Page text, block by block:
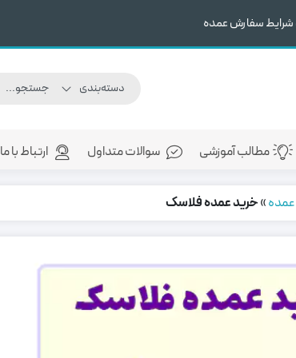
شرایط سفارش عمده
خرید عمده تراول ماگ
مطالب آموزشی سوالات متداول ارتباط با ما
»خرید عمده فلاسک